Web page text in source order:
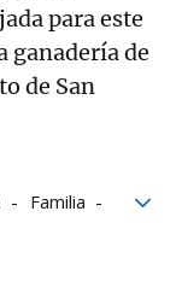
para este
ganadería de
de San
Familia